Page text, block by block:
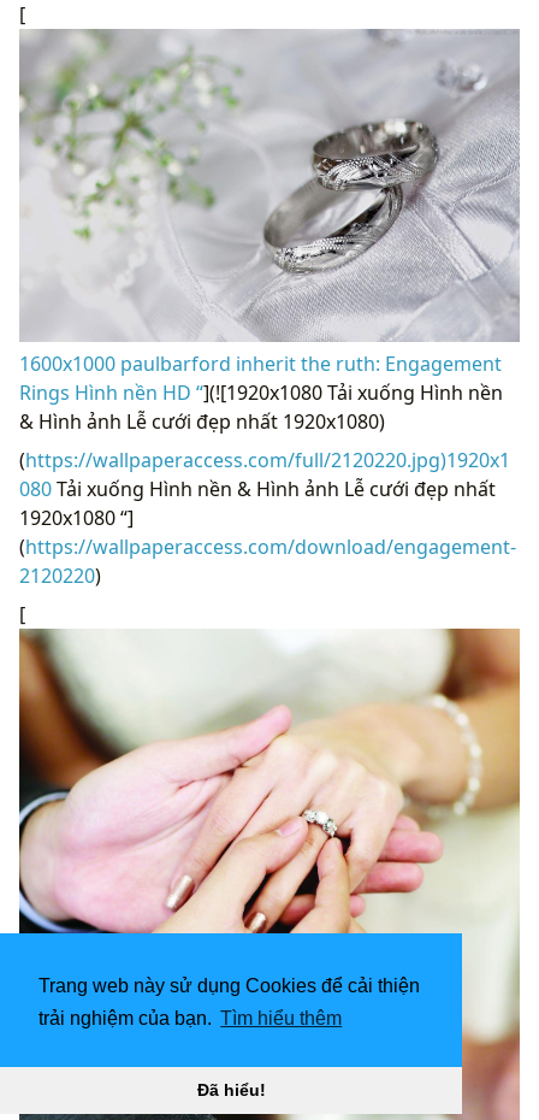
Trang web này sử dụng Cookies để cải thiện
trải nghiệm của bạn. Tìm hiểu thêm
Đã hiểu!
[
1600x1000 paulbarford inherit the ruth: Engagement
Rings Hình nền HD “](![1920x1080 Tải xuống Hình nền
& Hình ảnh Lễ cưới đẹp nhất 1920x1080)
(https://wallpaperaccess.com/full/2120220.jpg)1920x1
080Tải xuống Hình nền & Hình ảnh Lễ cưới đẹp nhất
1920x1080 “]
(https://wallpaperaccess.com/download/engagement-
2120220)
[